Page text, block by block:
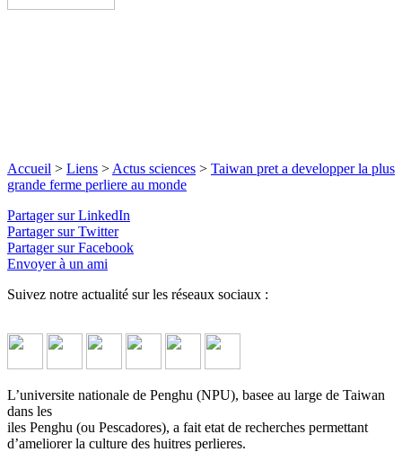
Accueil > Liens > Actus sciences > Taiwan pret a developper la plus
grande ferme perliere au monde
Partager sur LinkedIn
Partager sur Twitter
Partager sur Facebook
Envoyer à un ami
Suivez notre actualité sur les réseaux sociaux :
L’universite nationale de Penghu (NPU), basee au large de Taiwan
dans les
iles Penghu (ou Pescadores), a fait etat de recherches permettant
d’ameliorer la culture des huitres perlieres.